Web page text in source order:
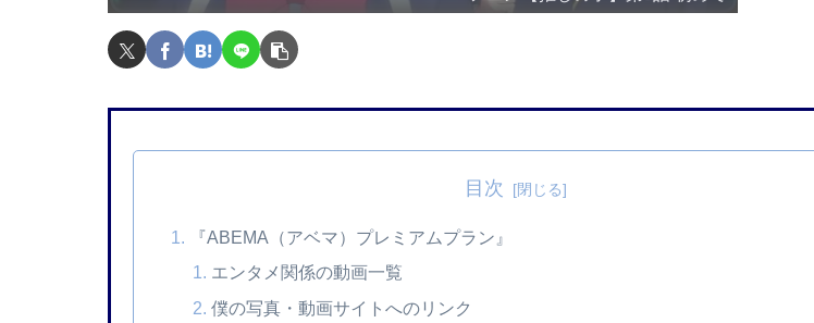
目次
『ABEMA（アベマ）プレミアムプラン』
エンタメ関係の動画一覧
僕の写真・動画サイトへのリンク